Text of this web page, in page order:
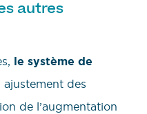
autres
le système de
des
de l’augmentation